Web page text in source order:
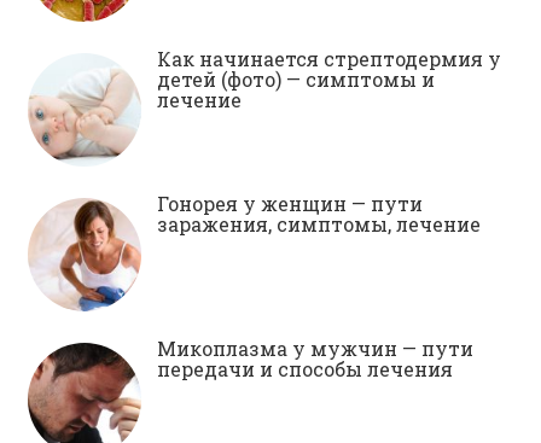
Как начинается стрептодермия у
детей (фото) — симптомы и
лечение
Гонорея у женщин — пути
заражения, симптомы, лечение
Микоплазма у мужчин — пути
передачи и способы лечения